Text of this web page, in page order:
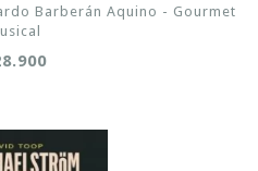
Barberán Aquino - Gourmet